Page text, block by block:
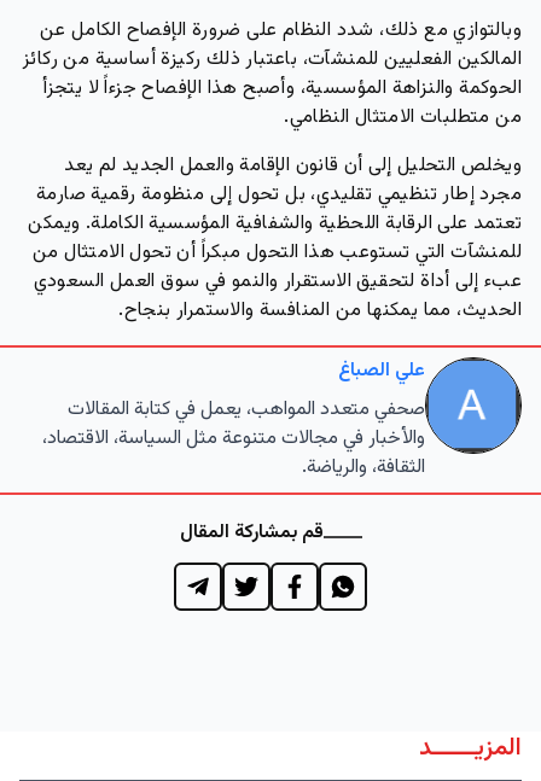
وبالتوازي مع ذلك، شدد النظام على ضرورة الإفصاح الكامل عن
المالكين الفعليين للمنشآت، باعتبار ذلك ركيزة أساسية من ركائز
الحوكمة والنزاهة المؤسسية، وأصبح هذا الإفصاح جزءاً لا يتجزأ
من متطلبات الامتثال النظامي.
ويخلص التحليل إلى أن قانون الإقامة والعمل الجديد لم يعد
مجرد إطار تنظيمي تقليدي، بل تحول إلى منظومة رقمية صارمة
تعتمد على الرقابة اللحظية والشفافية المؤسسية الكاملة. ويمكن
للمنشآت التي تستوعب هذا التحول مبكراً أن تحول الامتثال من
عبء إلى أداة لتحقيق الاستقرار والنمو في سوق العمل السعودي
الحديث، مما يمكنها من المنافسة والاستمرار بنجاح.
علي الصباغ
صحفي متعدد المواهب، يعمل في كتابة المقالات
والأخبار في مجالات متنوعة مثل السياسة، الاقتصاد،
الثقافة، والرياضة.
قم بمشاركة المقال
المزيــــــد